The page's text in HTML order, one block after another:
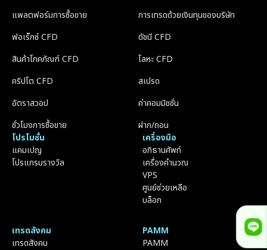
แพลตฟอร์มการซื้อขาย
การเทรดด้วยเงินทุนของบริษัท
ฟอเร็กซ์ CFD
ดัชนี CFD
สินค้าโภคภัณฑ์ CFD
โลหะ CFD
คริปโต CFD
สเปรด
อัตราสวอป
ค่าคอมมิชชั่น
ชั่วโมงการซื้อขาย
ฝาก/ถอน
โปรโมชั่น
แคมเปญ
โปรแกรมรางวัล
เครื่องมือ
อภิธานศัพท์
เครื่องคำนวณ
VPS
ศูนย์ช่วยเหลือ
บล็อก
เทรดสังคม
เทรดสังคม
PAMM
PAMM